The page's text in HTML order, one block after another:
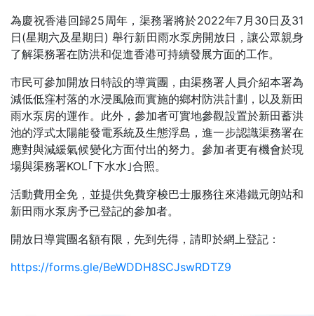
為慶祝香港回歸25周年，渠務署將於2022年7月30日及31
日(星期六及星期日) 舉行新田雨水泵房開放日，讓公眾親身
了解渠務署在防洪和促進香港可持續發展方面的工作。
市民可參加開放日特設的導賞團，由渠務署人員介紹本署為
減低低窪村落的水浸風險而實施的鄉村防洪計劃，以及新田
雨水泵房的運作。此外，參加者可實地參觀設置於新田蓄洪
池的浮式太陽能發電系統及生態浮島，進一步認識渠務署在
應對與減緩氣候變化方面付出的努力。參加者更有機會於現
場與渠務署KOL｢下水水｣合照。
活動費用全免，並提供免費穿梭巴士服務往來港鐵元朗站和
新田雨水泵房予已登記的參加者。
開放日導賞團名額有限，先到先得，請即於網上登記：
https://forms.gle/BeWDDH8SCJswRDTZ9